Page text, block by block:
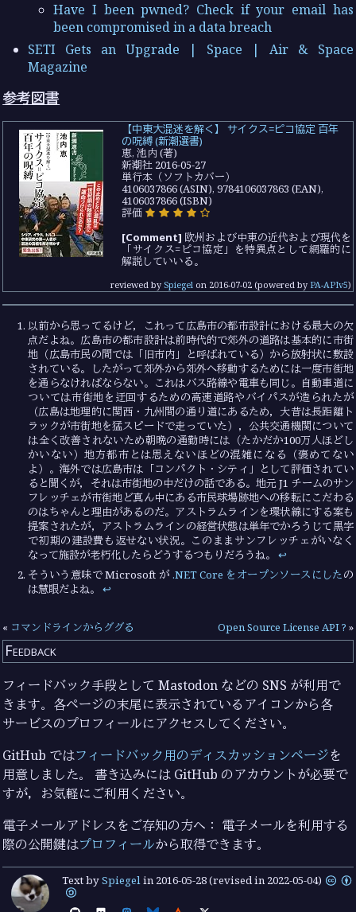
Have I been pwned? Check if your email has
been compromised in a data breach
SETI Gets an Upgrade | Space | Air & Space
Magazine
参考図書
【中東大混迷を解く】 サイクス=ピコ協定 百年
の呪縛 (新潮選書)
恵, 池内 (著)
新潮社 2016-05-27
単行本（ソフトカバー）
4106037866 (ASIN), 9784106037863 (EAN),
4106037866 (ISBN)
評価
[Comment] 欧州および中東の近代および現代を
「サイクス=ピコ協定」を特異点として網羅的に
解説していいる。
reviewed by Spiegelon 2016-07-02(powered by PA-APIv5)
以前から思ってるけど，これって広島市の都市設計における最大の欠
点だよね。広島市の都市設計は前時代的で郊外の道路は基本的に市街
地（広島市民の間では「旧市内」と呼ばれている）から放射状に敷設
されている。したがって郊外から郊外へ移動するためには一度市街地
を通らなければならない。これはバス路線や電車も同じ。自動車道に
ついては市街地を迂回するための高速道路やバイパスが造られたが
（広島は地理的に関西・九州間の通り道にあるため，大昔は長距離ト
ラックが市街地を猛スピードで走っていた），公共交通機関について
は全く改善されないため朝晩の通勤時には（たかだか100万人ほどし
かいない）地方都市とは思えないほどの混雑になる（褒めてない
よ）。海外では広島市は「コンパクト・シティ」として評価されてい
ると聞くが，それは市街地の中だけの話である。地元 J1 チームのサン
フレッチェが市街地ど真ん中にある市民球場跡地への移転にこだわる
のはちゃんと理由があるのだ。アストラムラインを環状線にする案も
提案されたが，アストラムラインの経営状態は単年でかろうじて黒字
で初期の建設費も返せない状況。このままサンフレッチェがいなく
なって施設が老朽化したらどうするつもりだろうね。↩︎
そういう意味で Microsoft が .NET Core をオープンソースにしたの
は慧眼だよね。↩︎
« コマンドラインからググる Open Source License API ? »
Feedback
フィードバック手段として Mastodon などの SNS が利用で
きます。各ページの末尾に表示されているアイコンから各
サービスのプロフィールにアクセスしてください。
GitHub ではフィードバック用のディスカッションページを
用意しました。 書き込みには GitHub のアカウントが必要で
すが，お気軽にご利用ください。
電子メールアドレスをご存知の方へ： 電子メールを利用する
際の公開鍵はプロフィールから取得できます。
Text bySpiegelin 2016-05-28(revised in 2022-05-04)